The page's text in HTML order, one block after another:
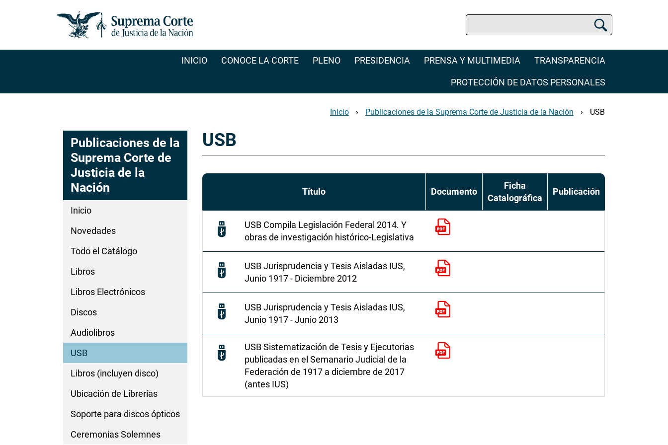
INICIO CONOCE LA CORTE PLENO PRESIDENCIA PRENSA Y MULTIMEDIA TRANSPARENCIA
PROTECCIÓN DE DATOS PERSONALES
Inicio Publicaciones de la Suprema Corte de Justicia de la Nación USB
Publicaciones de la
Suprema Corte de
Justicia de la
Nación
Inicio
Novedades
Todo el Catálogo
Libros
Libros Electrónicos
Discos
Audiolibros
USB
Libros (incluyen disco)
Ubicación de Librerías
Soporte para discos ópticos
Ceremonias Solemnes
USB
Título Documento
Ficha
Catalográfica
Publicación
USB Compila Legislación Federal 2014. Y
obras de investigación histórico-Legislativa
USB Jurisprudencia y Tesis Aisladas IUS,
Junio 1917 - Diciembre 2012
USB Jurisprudencia y Tesis Aisladas IUS,
Junio 1917 - Junio 2013
USB Sistematización de Tesis y Ejecutorias
publicadas en el Semanario Judicial de la
Federación de 1917 a diciembre de 2017
(antes IUS)